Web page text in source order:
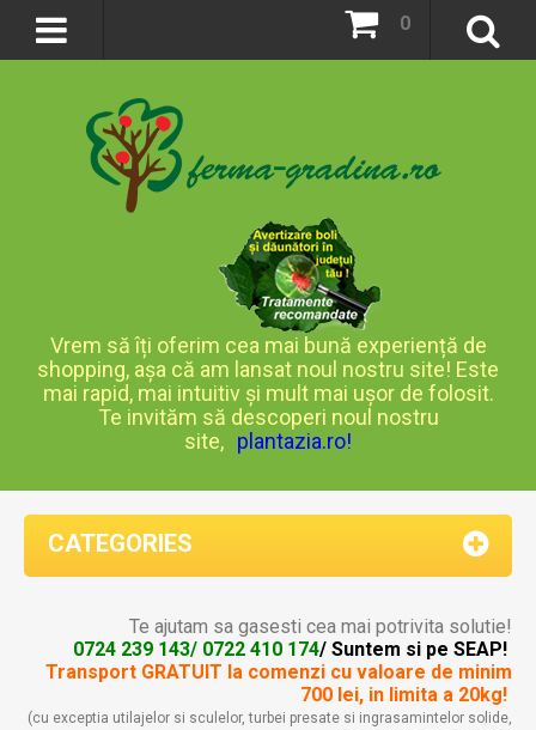
0
Vrem să îți oferim cea mai bună experiență de
shopping, așa că am lansat noul nostru site! Este
mai rapid, mai intuitiv și mult mai ușor de folosit.
Te invităm să descoperi noul nostru
site, plantazia.ro!
CATEGORIES
Te ajutam sa gasesti cea mai potrivita solutie!
0724 239 143/ 0722 410 174/ Suntem si pe SEAP!
Transport GRATUIT la comenzi cu valoare de minim
700 lei, in limita a 20kg!
(cu exceptia utilajelor si sculelor, turbei presate si ingrasamintelor solide,